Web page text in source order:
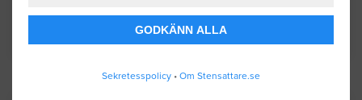
GODKÄNN ALLA
Sekretesspolicy • Om Stensattare.se
BYGGLOVSINFORMATION FÖR TIBRO